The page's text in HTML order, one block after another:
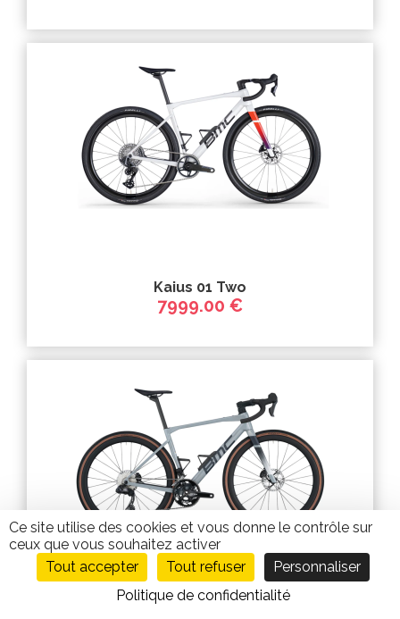
Kaius 01 Two
7999.00 €
Kaius 01 Three
Ce site utilise des cookies et vous donne le contrôle sur
ceux que vous souhaitez activer
Tout accepter
Tout refuser
Personnaliser
Politique de confidentialité